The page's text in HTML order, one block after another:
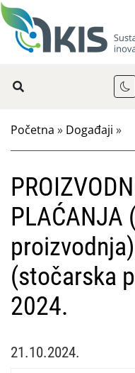
Početna » Događaji »
PLAĆANJA
(stočarska
2024.
21.10.2024.